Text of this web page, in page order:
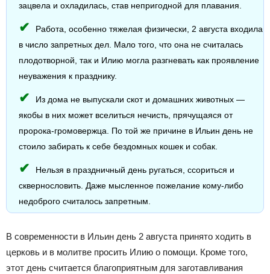
зацвела и охладилась, став непригодной для плавания.
Работа, особенно тяжелая физически, 2 августа входила
в число запретных дел. Мало того, что она не считалась
плодотворной, так и Илию могла разгневать как проявление
неуважения к празднику.
Из дома не выпускали скот и домашних животных —
якобы в них может вселиться нечисть, прячущаяся от
пророка-громовержца. По той же причине в Ильин день не
стоило забирать к себе бездомных кошек и собак.
Нельзя в праздничный день ругаться, ссориться и
сквернословить. Даже мысленное пожелание кому-либо
недоброго считалось запретным.
В современности в Ильин день 2 августа принято ходить в
церковь и в молитве просить Илию о помощи. Кроме того,
этот день считается благоприятным для заготавливания